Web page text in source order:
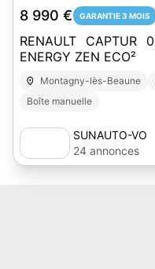
8 990 € GARANTIE 3 MOIS
RENAULT CAPTUR
ENERGY ZEN ECO²
Montagny-lès-Beaune
Boîte manuelle
SUNAUTO-VO
24 annonces